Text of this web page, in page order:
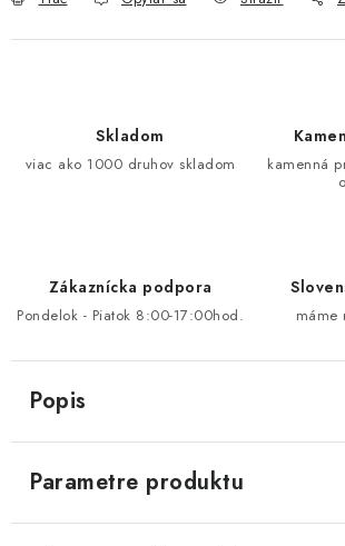
Skladom
viac ako 1000 druhov skladom
kamenná
Zákaznícka podpora
Pondelok - Piatok 8:00-17:00hod. máme
Popis
Parametre produktu